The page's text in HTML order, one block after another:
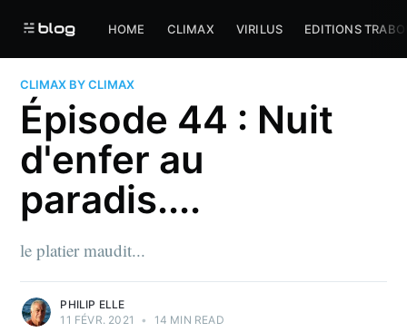
HOME CLIMAX VIRILUS EDITIONS
CLIMAX BY CLIMAX
Épisode 44 : Nuit
d'enfer au
paradis....
le platier maudit...
PHILIP ELLE
11 FÉVR. 2021
• 14 MIN READ